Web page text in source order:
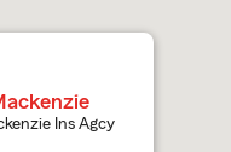
Ins Agcy